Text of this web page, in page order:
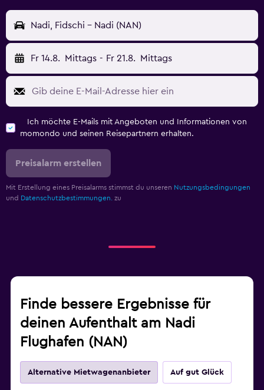
Nadi, Fidschi - Nadi (NAN)
Fr 14.8. Mittags - Fr 21.8. Mittags
Ich möchte E-Mails mit Angeboten und Informationen von
momondo und seinen Reisepartnern erhalten.
Preisalarm erstellen
Mit Erstellung eines Preisalarms stimmst du unseren Nutzungsbedingungen
und Datenschutzbestimmungen. zu
Finde bessere Ergebnisse für
deinen Aufenthalt am Nadi
Flughafen (NAN)
Alternative Mietwagenanbieter Auf gut Glück